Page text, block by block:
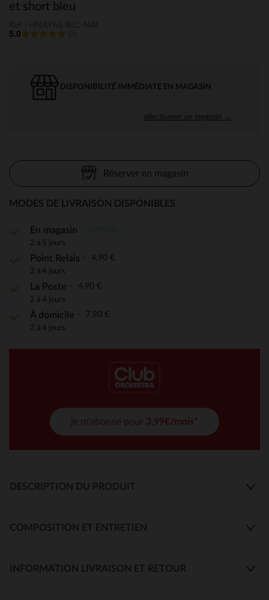
et short bleu
5.0
DISPONIBILITÉ IMMÉDIATE EN MAGASIN
sélectionner un magasin →
Réserver en magasin
MODES DE LIVRAISON DISPONIBLES
En magasin
2 à 5 jours
Point Relais 4,90 €
2 à 4 jours
La Poste 4,90 €
2 à 4 jours
À domicile 7,90 €
2 à 4 jours
je m'abonne pour 3,99€/mois*
DESCRIPTION DU PRODUIT
COMPOSITION ET ENTRETIEN
INFORMATION LIVRAISON ET RETOUR